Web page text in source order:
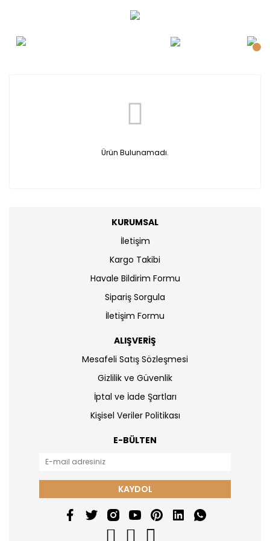
Ürün Bulunamadı.
KURUMSAL
İletişim
Kargo Takibi
Havale Bildirim Formu
Sipariş Sorgula
İletişim Formu
ALIŞVERİŞ
Mesafeli Satış Sözleşmesi
Gizlilik ve Güvenlik
İptal ve İade Şartları
Kişisel Veriler Politikası
E-BÜLTEN
KAYDOL